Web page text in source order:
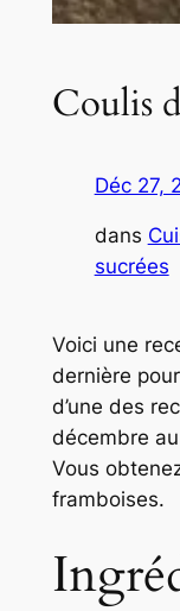
Coulis
Déc 27,
dans
sucrées
Voici une
dernière
d’une des
décembre
Vous
framboises.